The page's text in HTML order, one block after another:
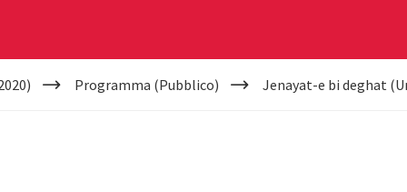
Programma (Pubblico) Jenayat-e bi deghat